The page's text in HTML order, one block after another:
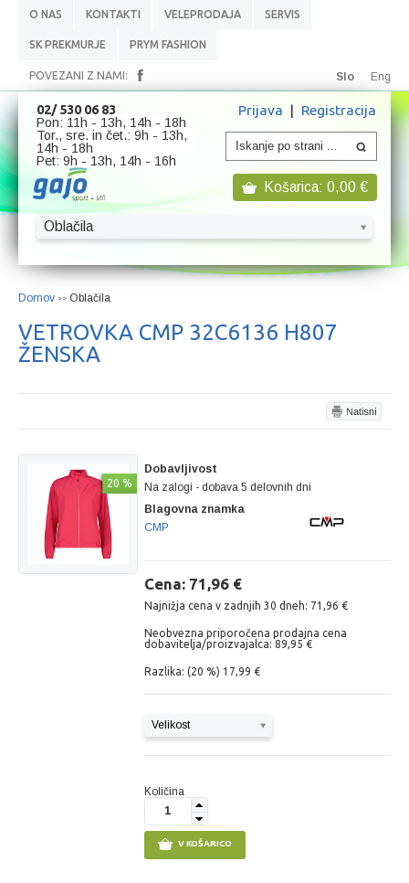
O NAS KONTAKTI VELEPRODAJA SERVIS
SK PREKMURJE PRYM FASHION
POVEZANI Z NAMI: Slo Eng
02/ 530 06 83
Pon: 11h - 13h, 14h - 18h
Tor., sre. in čet.: 9h - 13h,
14h - 18h
Pet: 9h - 13h, 14h - 16h
Prijava | Registracija
Košarica: 0,00 €
Oblačila
Domov >> Oblačila
VETROVKA CMP 32C6136 H807
ŽENSKA
20 %
Dobavljivost
Na zalogi - dobava 5 delovnih dni
Blagovna znamka
CMP
Cena: 71,96 €
Najnižja cena v zadnjih 30 dneh: 71,96 €
Neobvezna priporočena prodajna cena
dobavitelja/proizvajalca: 89,95 €
Razlika: (20 %) 17,99 €
Velikost
Količina
1
V KOŠARICO